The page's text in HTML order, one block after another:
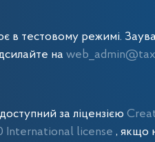
в тестовому режимі.
на
за ліцензією
International license , якщо